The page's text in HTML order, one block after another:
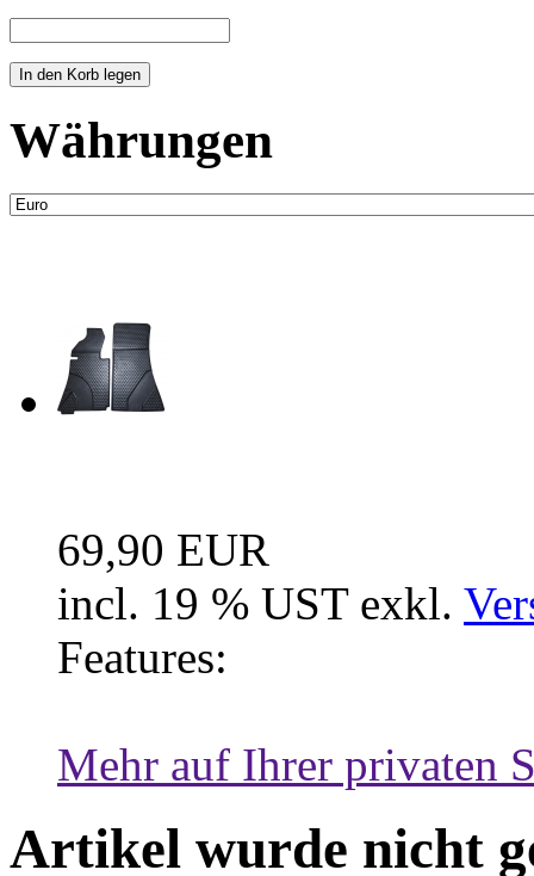
Währungen
69,90 EUR
incl. 19 % UST exkl.
Features:
Mehr auf Ihrer privaten
Artikel wurde nicht